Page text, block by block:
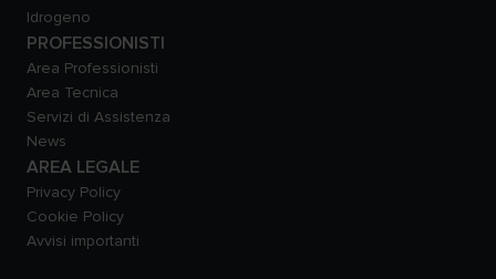
Idrogeno
PROFESSIONISTI
Area Professionisti
Area Tecnica
Servizi di Assistenza
News
AREA LEGALE
Privacy Policy
Cookie Policy
Avvisi importanti